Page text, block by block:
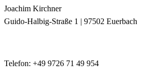
Joachim Kirchner
Guido-Halbig-Straße 1 | 97502 Euerbach
Telefon: +49 9726 71 49 954